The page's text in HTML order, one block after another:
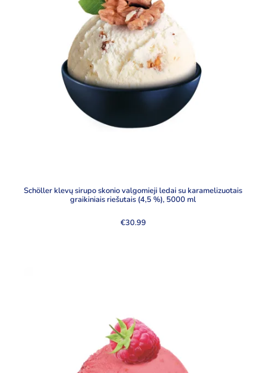
Schöller klevų sirupo skonio valgomieji ledai su karamelizuotais
graikiniais riešutais (4,5 %), 5000 ml
€30.99